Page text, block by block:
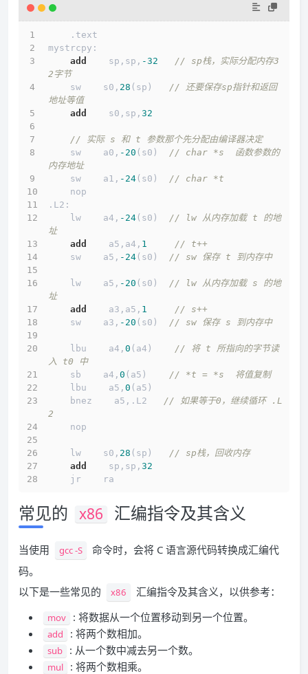
    .text
mystrcpy:
add
    sp,sp,
-32
// sp栈，实际分配内存3
2字节
    sw    s0,
28 (sp)
// 还要保存sp指针和返回
地址等值
add
    s0,sp,
32
// 实际 s 和 t 参数那个先分配由编译器决定
    sw    a0,
-20 (s0)
// char *s  函数参数的
内存地址
    sw    a1,
-24 (s0)
// char *t
    nop
.L2:
    lw    a4,
-24 (s0)
// lw 从内存加载 t 的地
址
add
    a5,a4,
1
// t++
    sw    a5,
-24 (s0) // sw 保存 t 到内存中
    lw    a5,
-20 (s0)
// lw 从内存加载 s 的地
址
add
    a3,a5,
1
// s++
    sw    a3,
-20 (s0) // sw 保存 s 到内存中
    lbu    a4,
0 (a4)
// 将 t 所指向的字节读
入 t0 中
    sb    a4,
0 (a5)
// *t = *s  将值复制
    lbu    a5,
0 (a5)
    bnez    a5,.L2
// 如果等于0，继续循环 .L
2
    nop
    lw    s0,
28 (sp)
// sp栈，回收内存
add
    sp,sp,
32
    jr    ra
常见的 x86 汇编指令及其含义
当使用 gcc -S
命令时，会将 C 语言源代码转换成汇编代
码。
以下是一些常见的
x86 汇编指令及其含义，以供参考：
mov : 将数据从一个位置移动到另一个位置。
add : 将两个数相加。
sub : 从一个数中减去另一个数。
mul : 将两个数相乘。